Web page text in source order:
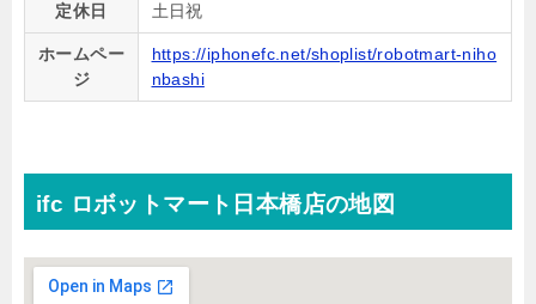
定休日 土日祝
ホームペー
ジ
https://iphonefc.net/shoplist/robotmart-niho
nbashi
ifc ロボットマート日本橋店の地図